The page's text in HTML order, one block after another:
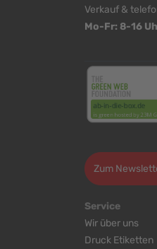
Verkauf &
Mo-Fr: 8-16
Zum
Service
Wir über uns
Druck Etiketten